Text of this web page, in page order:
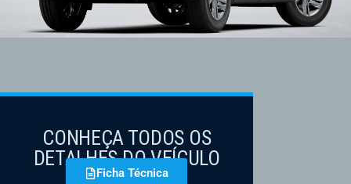
CONHEÇA TODOS OS
DETALHES DO VEÍCULO
Ficha Técnica